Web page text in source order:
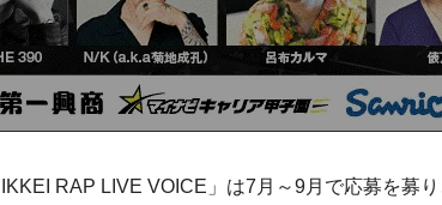
RAP LIVE VOICE」は7月～9月で応募を募